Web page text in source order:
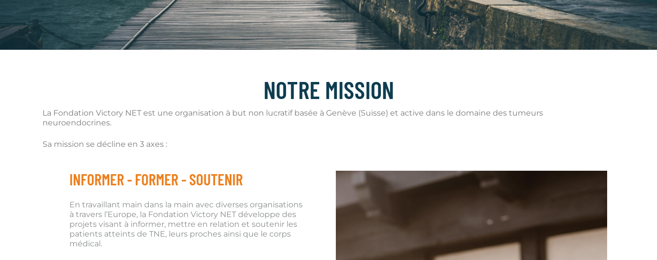
NOTRE MISSION
La Fondation Victory NET est une organisation à but non lucratif basée à Genève (Suisse) et active dans le domaine des tumeurs
neuroendocrines.
Sa mission se décline en 3 axes :
INFORMER - FORMER - SOUTENIR
En travaillant main dans la main avec diverses organisations
à travers l’Europe, la Fondation Victory NET développe des
projets visant à informer, mettre en relation et soutenir les
patients atteints de TNE, leurs proches ainsi que le corps
médical.